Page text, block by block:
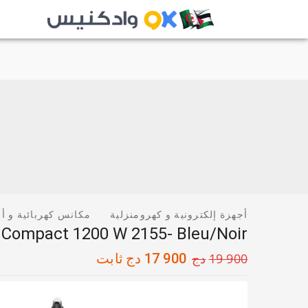
أجهزة إلكترونية و كهرومنزلية مكانس كهربائية و
1200 W 2155- Bleu/Noir
19 900دج 17 900 دج ثابت